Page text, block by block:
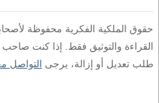
حقوق الملكية الفكرية محفوظة
القراءة والتوثيق فقط. إذا كنت
طلب تعديل أو إزالة، يرجى التواصل